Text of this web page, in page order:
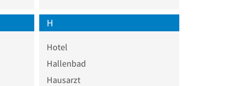
H
Hotel
Hallenbad
Hausarzt